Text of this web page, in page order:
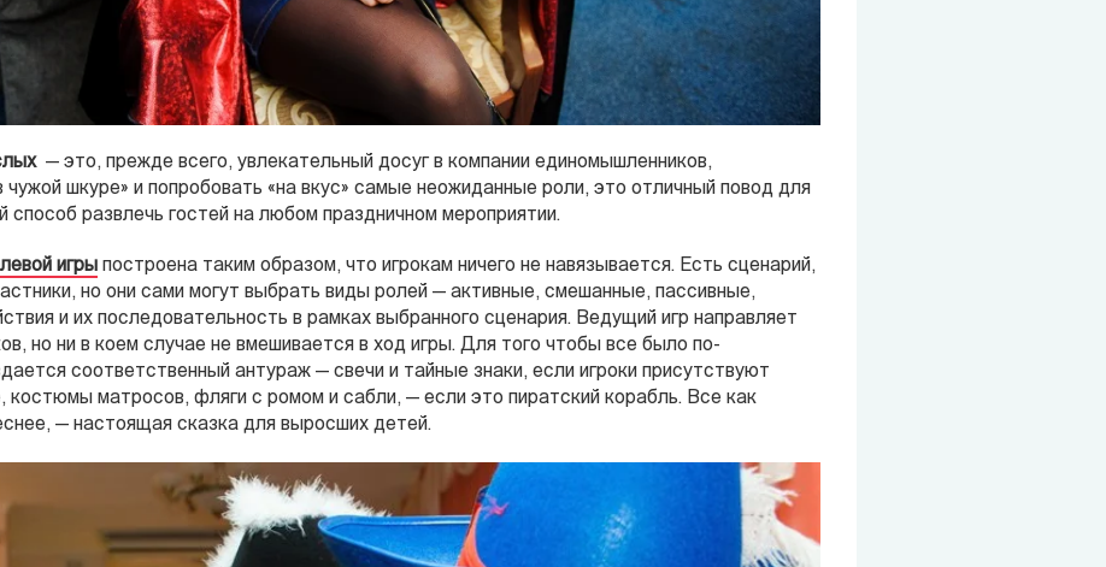
— это, прежде всего, увлекательный досуг в компании единомышленников,
шкуре» и попробовать «на вкус» самые неожиданные роли, это отличный повод для
способ развлечь гостей на любом праздничном мероприятии.
игры построена таким образом, что игрокам ничего не навязывается. Есть сценарий,
но они сами могут выбрать виды ролей — активные, смешанные, пассивные,
и их последовательность в рамках выбранного сценария. Ведущий игр направляет
но ни в коем случае не вмешивается в ход игры. Для того чтобы все было по-
соответственный антураж — свечи и тайные знаки, если игроки присутствуют
костюмы матросов, фляги с ромом и сабли, — если это пиратский корабль. Все как
— настоящая сказка для выросших детей.